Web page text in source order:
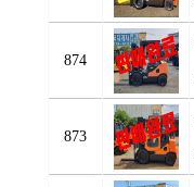
874
873